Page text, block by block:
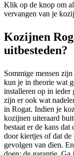
Klik op de knop om
vervangen van je
Kozijnen
uitbesteden?
Sommige mensen
kun je in theorie wat
installeren op in ieder
zijn er ook wat
in Rogat. Indien je
kozijnen uiteraard
bestaat er de kans
door kiertjes of dat
gevolgen van dien.